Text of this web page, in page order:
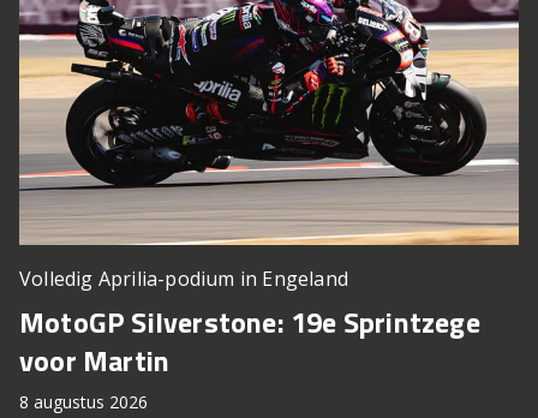
Volledig Aprilia-podium in Engeland
MotoGP Silverstone: 19e Sprintzege
voor Martin
8 augustus 2026